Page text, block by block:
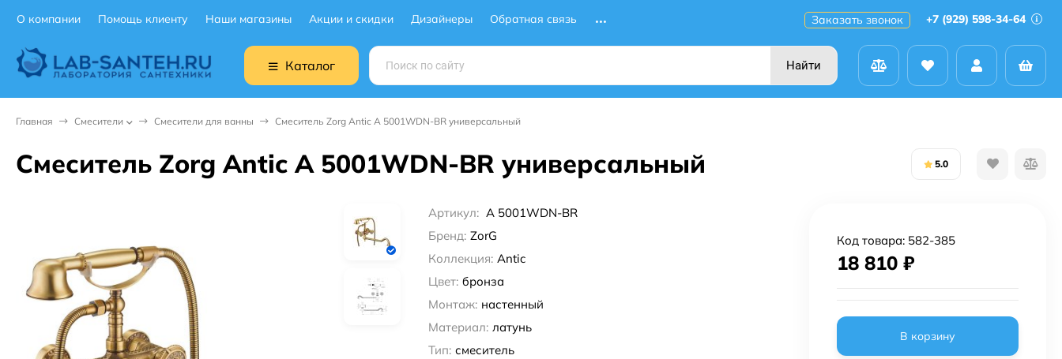
О компании Помощь клиенту Наши магазины Акции и скидки Дизайнеры Обратная связь Заказать звонок +7 (929) 598-34-64
Каталог Найти
Главная Смесители Смесители для ванны Смеситель Zorg Antic A 5001WDN-BR универсальный
Смеситель Zorg Antic A 5001WDN-BR универсальный 5.0
Артикул: A 5001WDN-BR
Бренд: ZorG
Коллекция: Antic
Цвет: бронза
Монтаж: настенный
Материал: латунь
Тип: смеситель
Код товара: 582-385
18 810 ₽
В корзину